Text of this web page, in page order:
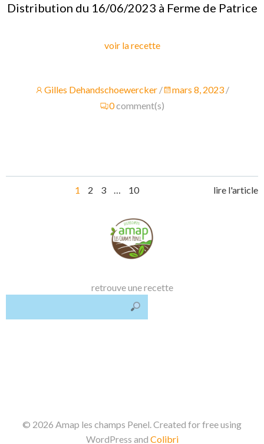
Distribution du 16/06/2023 à Ferme de Patrice
voir la recette
Gilles Dehandschoewercker / mars 8, 2023 /
0comment(s)
navigation
Page
1 Page
2 Page
3 … Page
10 lire l'article
retrouve une recette
© 2026 Amap les champs Penel. Created for free using
WordPress and Colibri